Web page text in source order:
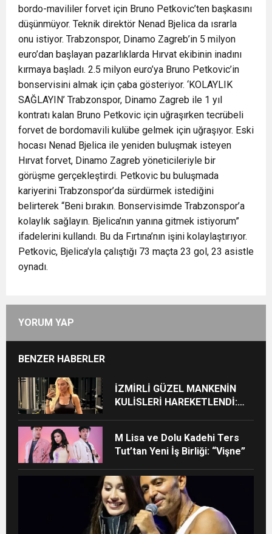
bordo-mavililer forvet için Bruno Petkovic’ten başkasını
düşünmüyor. Teknik direktör Nenad Bjelica da ısrarla
onu istiyor. Trabzonspor, Dinamo Zagreb’in 5 milyon
euro’dan başlayan pazarlıklarda Hırvat ekibinin inadını
kırmaya başladı. 2.5 milyon euro’ya Bruno Petkovic’in
bonservisini almak için çaba gösteriyor. ‘KOLAYLIK
SAĞLAYIN’ Trabzonspor, Dinamo Zagreb ile 1 yıl
kontratı kalan Bruno Petkovic için uğraşırken tecrübeli
forvet de bordomavili kulübe gelmek için uğraşıyor. Eski
hocası Nenad Bjelica ile yeniden buluşmak isteyen
Hırvat forvet, Dinamo Zagreb yöneticileriyle bir
görüşme gerçekleştirdi. Petkovic bu buluşmada
kariyerini Trabzonspor’da sürdürmek istediğini
belirterek “Beni bırakın. Bonservisimde Trabzonspor’a
kolaylık sağlayın. Bjelica’nın yanına gitmek istiyorum”
ifadelerini kullandı. Bu da Fırtına’nın işini kolaylaştırıyor.
Petkovic, Bjelica’yla çalıştığı 73 maçta 23 gol, 23 asistle
oynadı.
YORUM YAP
BENZER HABERLER
İZMİRLİ GÜZEL MANKENİN
KULİSLERİ HAREKETLENDİ:
M Lisa ve Dolu Kadehi Ters
Tut’tan Yeni İş Birliği: “Vişne”